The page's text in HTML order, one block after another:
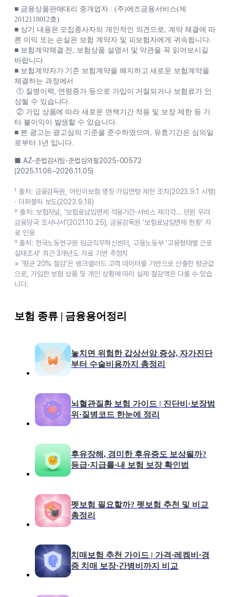
■ 금융상품판매대리 중개업자 : (주)에즈금융서비스(제
2012118012호)
■ 상기 내용은 모집종사자의 개인적인 의견으로, 계약 체결에 따
른 이익 또는 손실은 보험 계약자 및 피보험자에게 귀속됩니다.
■ 보험계약체결 전, 보험상품 설명서 및 약관을 꼭 읽어보시길
바랍니다.
■ 보험계약자가 기존 보험계약을 해지하고 새로운 보험계약을
체결하는 과정에서
① 질병이력, 연령증가 등으로 가입이 거절되거나 보험료가 인
상될 수 있습니다.
② 가입 상품에 따라 새로운 면책기간 적용 및 보장 제한 등 기
타 불이익이 발생할 수 있습니다.
■ 본 광고는 광고심의 기준을 준수하였으며, 유효기간은 심의일
로부터 1년 입니다.
■ AZ-준법감시팀-준법심의필2025-00572
(2025.11.06~2026.11.05)
¹ 출처: 금융감독원, 어린이보험 명칭·가입연령 제한 조치(2023.9.1 시행)
· 더퍼블릭 보도(2023.9.18)
² 출처: 보험저널, '보험료납입면제 적용기간·서비스 제각각… 민원 우려
금융당국 조사나서'(2021.10.25), 금융감독원 '보험료납입면제 현황' 자
료 인용
³ 출처: 한국노동연구원 임금직무혁신센터, 고용노동부 '고용형태별 근로
실태조사' 최근 3개년도 자료 기반 추정치
※ '평균 20% 절감'은 뱅크샐러드 고객 데이터를 기반으로 산출한 평균값
으로, 가입한 보험 상품 및 개인 상황에 따라 실제 절감액은 다를 수 있습
니다.
보험 종류 | 금융용어정리
놓치면 위험한 갑상선암 증상, 자가진단
부터 수술비용까지 총정리
뇌혈관질환 보험 가이드 | 진단비·보장범
위·질병코드 한눈에 정리
후유장해, 경미한 후유증도 보상될까?
등급·지급률·내 보험 보장 확인법
펫보험 필요할까? 펫보험 추천 및 비교
총정리
치매보험 추천 가이드 | 가격·레켐비·경
증 치매 보장·간병비까지 비교